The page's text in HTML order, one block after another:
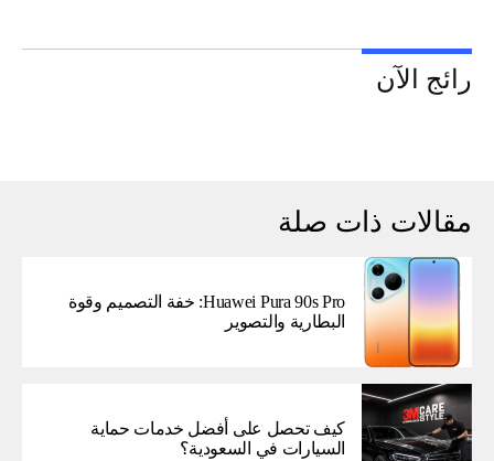
رائج الآن
مقالات ذات صلة
Huawei Pura 90s Pro: خفة التصميم وقوة
البطارية والتصوير
كيف تحصل على أفضل خدمات حماية
السيارات في السعودية؟